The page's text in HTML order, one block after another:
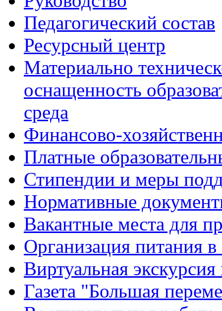
Педагогический состав
Ресурсный центр
Материально
оснащенность
среда
Финансово-
Платные
Стипендии и меры
Нормативные
Вакантные места для
Организация питания в
Виртуальная
Газета "Большая